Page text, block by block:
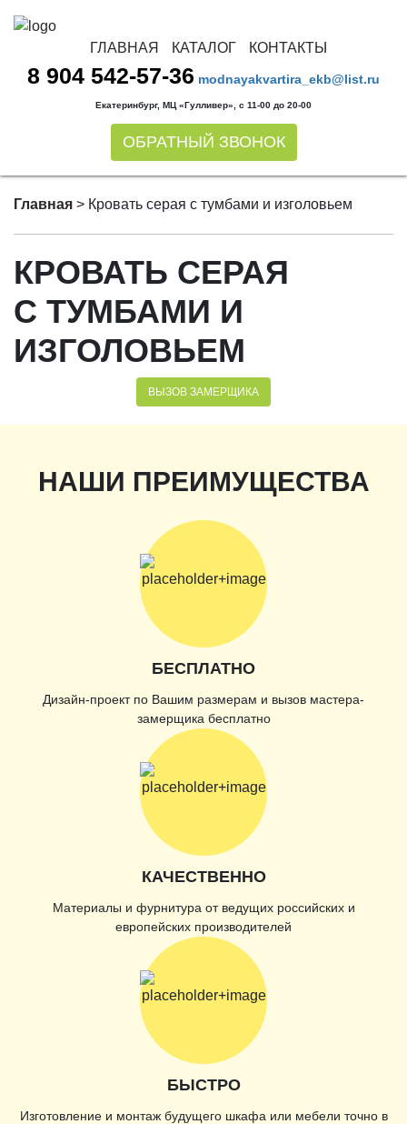
ГЛАВНАЯ КАТАЛОГ КОНТАКТЫ
8 904 542-57-36 modnayakvartira_ekb@list.ru
Екатеринбург, МЦ «Гулливер», с 11-00 до 20-00
ОБРАТНЫЙ ЗВОНОК
Главная > Кровать серая с тумбами и изголовьем
КРОВАТЬ СЕРАЯ
С ТУМБАМИ И
ИЗГОЛОВЬЕМ
ВЫЗОВ ЗАМЕРЩИКА
НАШИ ПРЕИМУЩЕСТВА
БЕСПЛАТНО
Дизайн-проект по Вашим размерам и вызов мастера-
замерщика бесплатно
КАЧЕСТВЕННО
Материалы и фурнитура от ведущих российских и
европейских производителей
БЫСТРО
Изготовление и монтаж будущего шкафа или мебели точно в